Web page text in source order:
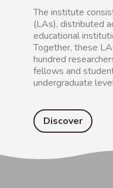
The institute
(LAs), distributed
educational
Together, these
hundred
fellows and
undergraduate
Discover